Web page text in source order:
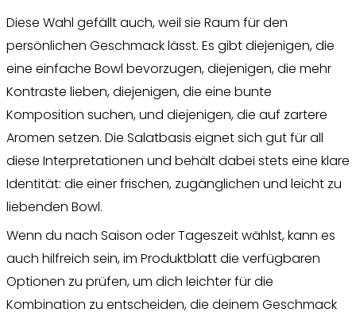
Diese Wahl gefällt auch, weil sie Raum für den
persönlichen Geschmack lässt. Es gibt diejenigen, die
eine einfache Bowl bevorzugen, diejenigen, die mehr
Kontraste lieben, diejenigen, die eine bunte
Komposition suchen, und diejenigen, die auf zartere
Aromen setzen. Die Salatbasis eignet sich gut für all
diese Interpretationen und behält dabei stets eine klare
Identität: die einer frischen, zugänglichen und leicht zu
liebenden Bowl.
Wenn du nach Saison oder Tageszeit wählst, kann es
auch hilfreich sein, im Produktblatt die verfügbaren
Optionen zu prüfen, um dich leichter für die
Kombination zu entscheiden, die deinem Geschmack